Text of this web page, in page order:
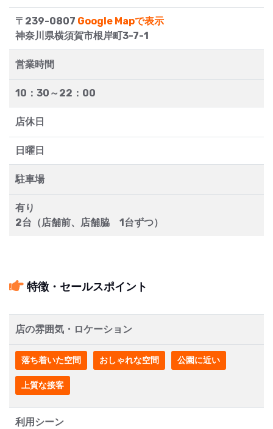
〒239-0807 Google Mapで表示
神奈川県横須賀市根岸町3-7-1
営業時間
10：30～22：00
店休日
日曜日
駐車場
有り
2台（店舗前、店舗脇 1台ずつ）
特徴・セールスポイント
店の雰囲気・ロケーション
落ち着いた空間 おしゃれな空間 公園に近い
上質な接客
利用シーン